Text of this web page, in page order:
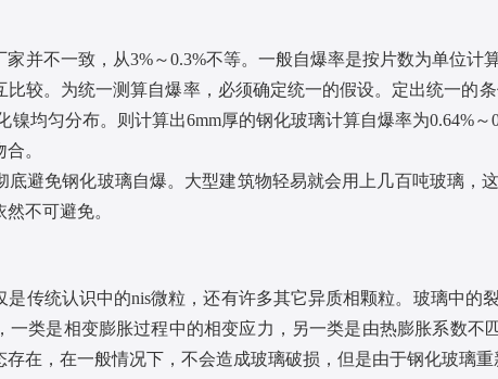
不一致，从3%～0.3%不等。一般自爆率是按片数为单位计
较。为统一测算自爆率，必须确定统一的假设。定出统一的
镍均匀分布。则计算出6mm厚的钢化玻璃计算自爆率为0.64%
。
免钢化玻璃自爆。大型建筑物轻易就会用上几百吨玻璃，
不可避免。
统认识中的nis微粒，还有许多其它异质相颗粒。玻璃中的
一类是相变膨胀过程中的相变应力，另一类是由热膨胀系数不
在，在一般情况下，不会造成玻璃破损，但是由于钢化玻璃